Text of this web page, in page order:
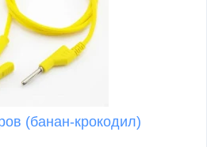
(банан-крокодил)